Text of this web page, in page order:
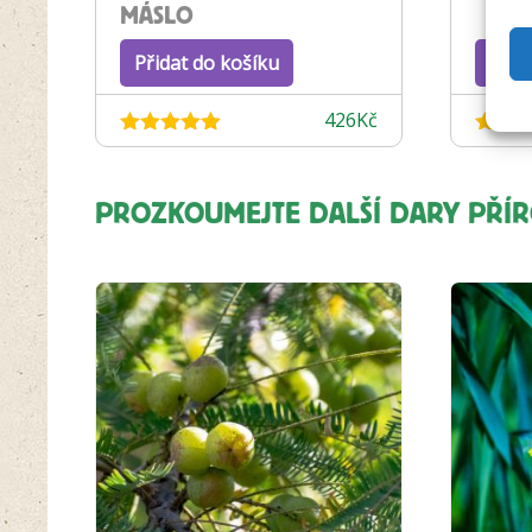
MÁSLO
Přidat do košíku
Hodnocení
426Kč
PROZKOUMEJTE DALŠÍ DARY